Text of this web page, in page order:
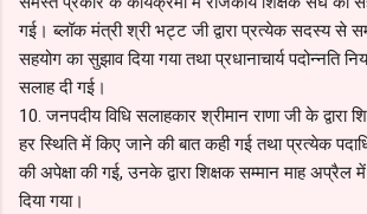
गई। ब्लॉक मंत्री श्री भट्ट जी द्वारा प्रत्येक सदस्य से
सहयोग का सुझाव दिया गया तथा प्रधानाचार्य पदोन्नति
सलाह दी गई।
10. जनपदीय विधि सलाहकार श्रीमान राणा जी के द्वारा
हर स्थिति में किए जाने की बात कही गई तथा प्रत्येक
की अपेक्षा की गई, उनके द्वारा शिक्षक सम्मान माह अप्रैल
दिया गया।